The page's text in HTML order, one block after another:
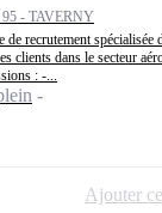
95 - TAVERNY
de recrutement spécialisée
clients dans le secteur
: -...
Ajouter